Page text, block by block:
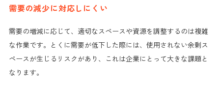
需要の減少に対応しにくい
需要の増減に応じて、適切なスペースや資源を調整するのは複雑
な作業です。とくに需要が低下した際には、使用されない余剰ス
ペースが生じるリスクがあり、これは企業にとって大きな課題と
なります。